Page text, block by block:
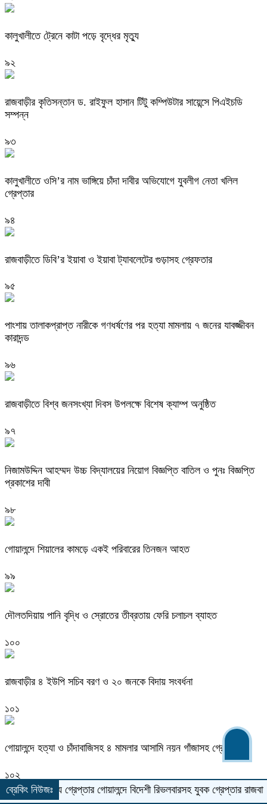
কালুখালীতে ট্রেনে কাটা পড়ে বৃদ্ধের মৃত্যু
৯২
রাজবাড়ীর কৃতিসন্তান ড. রাইফুল হাসান টিটু কম্পিউটার সায়েন্সে পিএইচডি
সম্পন্ন
৯৩
কালুখালীতে ওসি’র নাম ভাঙ্গিয়ে চাঁদা দাবীর অভিযোগে যুবলীগ নেতা খলিল
গ্রেপ্তার
৯৪
রাজবাড়ীতে ডিবি’র ইয়াবা ও ইয়াবা ট্যাবলেটের গুড়াসহ গ্রেফতার
৯৫
পাংশায় তালাকপ্রাপ্ত নারীকে গণধর্ষণের পর হত্যা মামলায় ৭ জনের যাবজ্জীবন
কারাদন্ড
৯৬
রাজবাড়ীতে বিশ্ব জনসংখ্যা দিবস উপলক্ষে বিশেষ ক্যাম্প অনুষ্ঠিত
৯৭
নিজামউদ্দিন আহম্মদ উচ্চ বিদ্যালয়ের নিয়োগ বিজ্ঞপ্তি বাতিল ও পুনঃ বিজ্ঞপ্তি
প্রকাশের দাবী
৯৮
গোয়ালন্দে শিয়ালের কামড়ে একই পরিবারের তিনজন আহত
৯৯
দৌলতদিয়ায় পানি বৃদ্ধি ও স্রোতের তীব্রতায় ফেরি চলাচল ব্যাহত
১০০
রাজবাড়ীর ৪ ইউপি সচিব বরণ ও ২০ জনকে বিদায় সংবর্ধনা
১০১
গোয়ালন্দে হত্যা ও চাঁদাবাজিসহ ৪ মামলার আসামি নয়ন গাঁজাসহ গ্রেপ্তার
১০২
ব্রেকিং নিউজঃ
সদস্য গ্রেপ্তারগোয়ালন্দে বিদেশী রিভলবারসহ যুবক গ্রেপ্তাররাজবাড়ীতে সড়ক